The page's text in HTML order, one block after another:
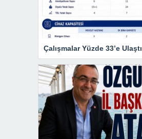
Çalışmalar Yüzde 33’e Ulaştı